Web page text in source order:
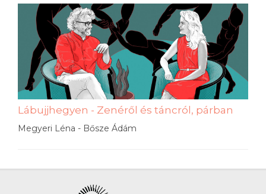
Lábujjhegyen - Zenéről és táncról, párban
Megyeri Léna - Bősze Ádám